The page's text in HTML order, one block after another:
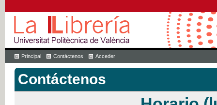
Principal Contáctenos Acceder
Contáctenos